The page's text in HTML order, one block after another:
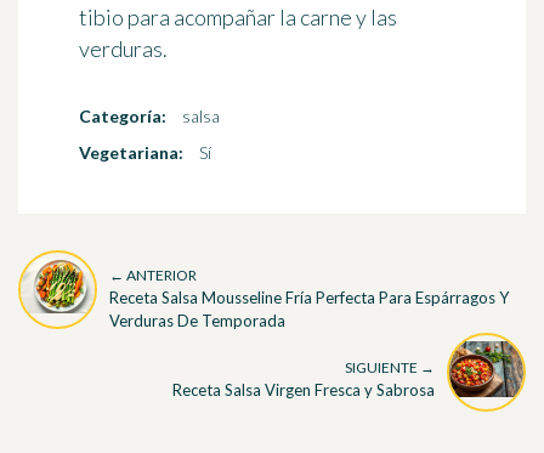
tibio para acompañar la carne y las
verduras.
Categoría:
salsa
Vegetariana:
Sí
← ANTERIOR
Receta Salsa Mousseline Fría Perfecta Para Espárragos Y
Verduras De Temporada
SIGUIENTE →
Receta Salsa Virgen Fresca y Sabrosa